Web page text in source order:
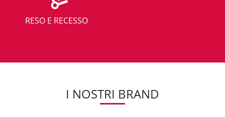
RESO E RECESSO
I NOSTRI BRAND